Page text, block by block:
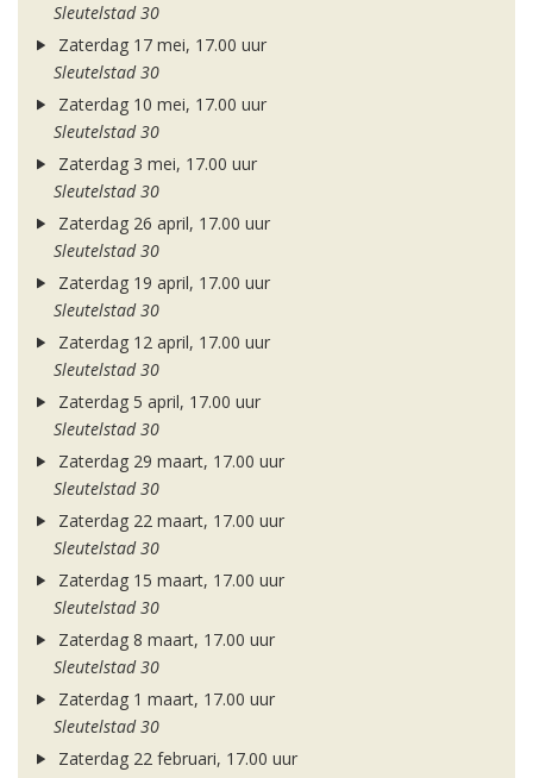
Sleutelstad 30
Zaterdag 17 mei, 17.00 uur
Sleutelstad 30
Zaterdag 10 mei, 17.00 uur
Sleutelstad 30
Zaterdag 3 mei, 17.00 uur
Sleutelstad 30
Zaterdag 26 april, 17.00 uur
Sleutelstad 30
Zaterdag 19 april, 17.00 uur
Sleutelstad 30
Zaterdag 12 april, 17.00 uur
Sleutelstad 30
Zaterdag 5 april, 17.00 uur
Sleutelstad 30
Zaterdag 29 maart, 17.00 uur
Sleutelstad 30
Zaterdag 22 maart, 17.00 uur
Sleutelstad 30
Zaterdag 15 maart, 17.00 uur
Sleutelstad 30
Zaterdag 8 maart, 17.00 uur
Sleutelstad 30
Zaterdag 1 maart, 17.00 uur
Sleutelstad 30
Zaterdag 22 februari, 17.00 uur